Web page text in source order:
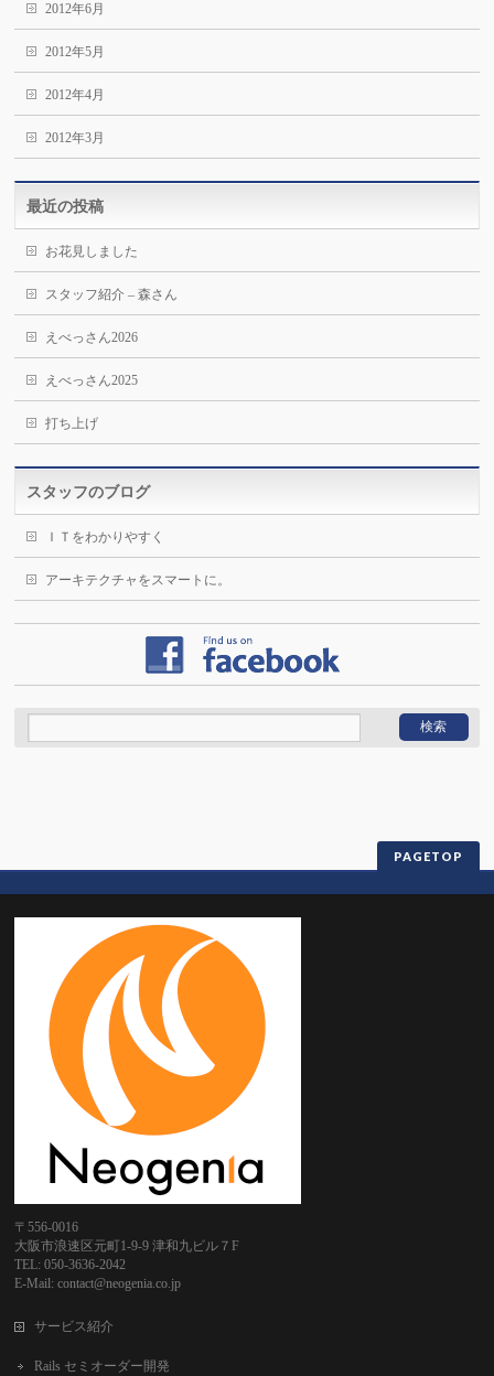
2012年6月
2012年5月
2012年4月
2012年3月
最近の投稿
お花見しました
スタッフ紹介 – 森さん
えべっさん2026
えべっさん2025
打ち上げ
スタッフのブログ
ＩＴをわかりやすく
アーキテクチャをスマートに。
PAGETOP
〒556-0016
大阪市浪速区元町1-9-9 津和九ビル７F
TEL: 050-3636-2042
E-Mail: contact@neogenia.co.jp
サービス紹介
Rails セミオーダー開発